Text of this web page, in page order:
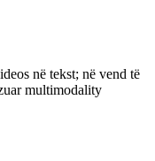
në tekst; në vend të
multimodality